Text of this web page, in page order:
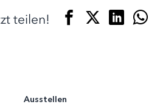
teilen!
Ausstellen